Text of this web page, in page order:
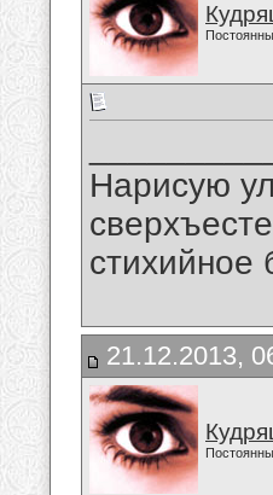
Нарисую
стихийное
21.12.2013,